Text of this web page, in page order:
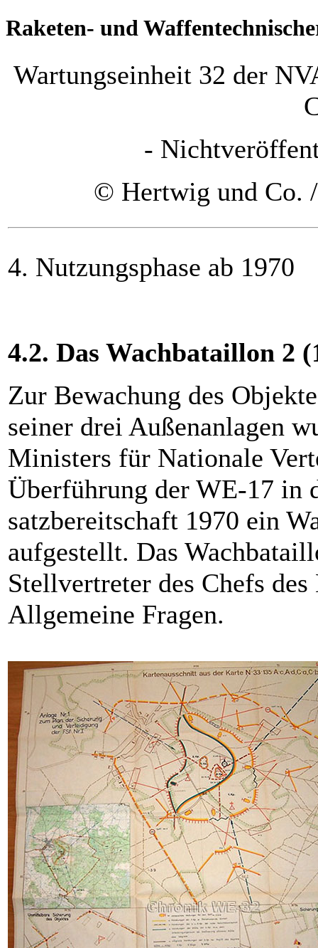
Raketen- und
Wartungseinheit 32 der
-
© Hertwig und Co.
4. Nutzungsphase ab 1970
4.2. Das Wachbataillon 2
Zur Bewachung des
seiner drei Außenanlagen
Ministers für Nationale
Überführung der WE-17 in
satzbereitschaft 1970 ein
aufgestellt. Das
Stellvertreter des Chefs
Allgemeine Fragen.